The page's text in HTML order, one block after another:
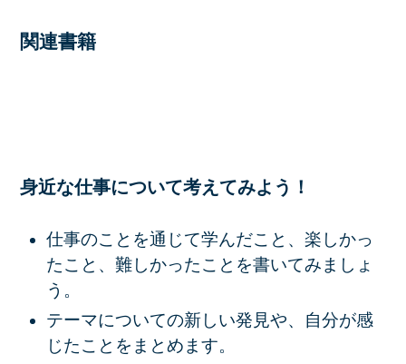
関連書籍
身近な仕事について考えてみよう！
仕事のことを通じて学んだこと、楽しかっ
たこと、難しかったことを書いてみましょ
う。
テーマについての新しい発見や、自分が感
じたことをまとめます。